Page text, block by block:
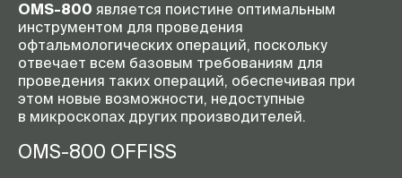
OMS-800 является поистине оптимальным
инструментом для проведения
офтальмологических операций, поскольку
отвечает всем базовым требованиям для
проведения таких операций, обеспечивая при
этом новые возможности, недоступные
в микроскопах других производителей.
OMS-800 OFFISS